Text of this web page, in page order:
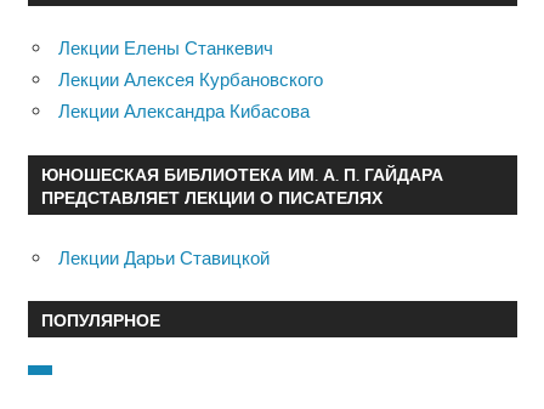
Лекции Елены Станкевич
Лекции Алексея Курбановского
Лекции Александра Кибасова
ЮНОШЕСКАЯ БИБЛИОТЕКА ИМ. А. П. ГАЙДАРА
ПРЕДСТАВЛЯЕТ ЛЕКЦИИ О ПИСАТЕЛЯХ
Лекции Дарьи Ставицкой
ПОПУЛЯРНОЕ